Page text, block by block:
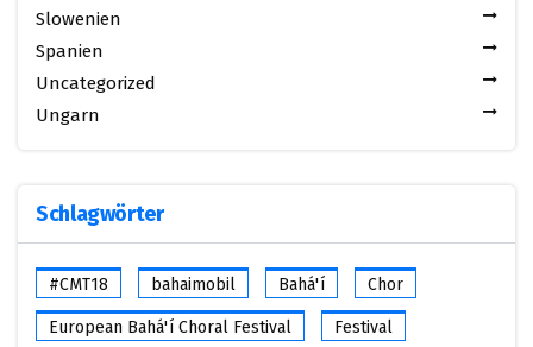
Slowenien
Spanien
Uncategorized
Ungarn
Schlagwörter
#CMT18 bahaimobil Bahá'í Chor
European Bahá'í Choral Festival Festival